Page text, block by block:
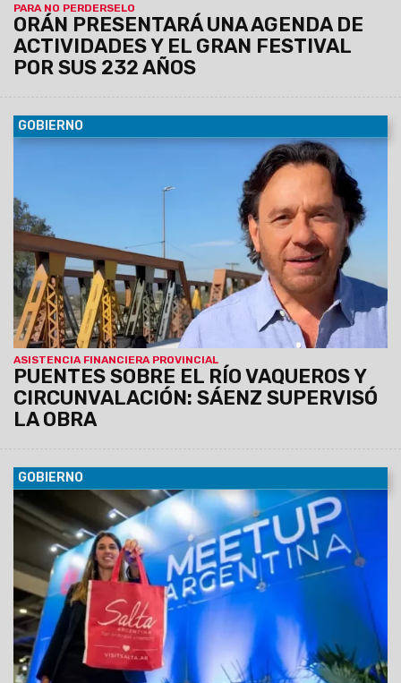
PARA NO PERDERSELO
ORÁN PRESENTARÁ UNA AGENDA DE
ACTIVIDADES Y EL GRAN FESTIVAL
POR SUS 232 AÑOS
GOBIERNO
ASISTENCIA FINANCIERA PROVINCIAL
PUENTES SOBRE EL RÍO VAQUEROS Y
CIRCUNVALACIÓN: SÁENZ SUPERVISÓ
LA OBRA
El Gobernador recorrió los frentes de trabajo
Se está finalizando el
nuevo puente, avanza la pavimentación de acceso, la
rotonda en el municipio de Vaqueros y la autopista.
GOBIERNO
05/08/2026 El Gobierno provincial y el sector privado
desplegarán una intensa agenda de negocios en Buenos
Aires, que incluirá la asamblea del CFT y un encuentro clave
sobre estadísticas turísticas federales.